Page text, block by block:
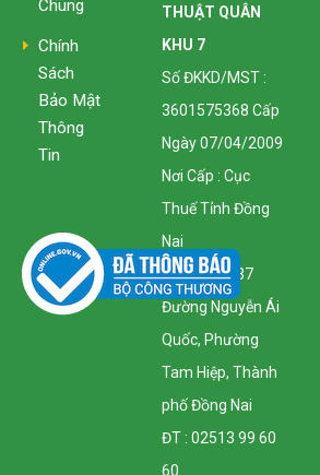
Chung
Chính
Sách
Bảo Mật
Thông
Tin
THUẬT QUÂN
KHU 7
Số ĐKKD/MST :
3601575368 Cấp
Ngày 07/04/2009
Nơi Cấp : Cục
Thuế Tỉnh Đồng
Nai
Địa Chỉ : 1137
Đường Nguyễn Ái
Quốc, Phường
Tam Hiệp, Thành
phố Đồng Nai
ĐT : 02513 99 60
60